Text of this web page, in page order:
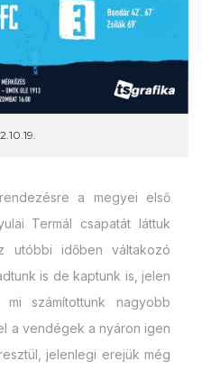
a megyei első
Termál csapatát láttuk
utóbbi időben váltakozó
is de kaptunk is, jelen
számítottunk nagyobb
a vendégek a nyáron igen
jelenlegi erejük még